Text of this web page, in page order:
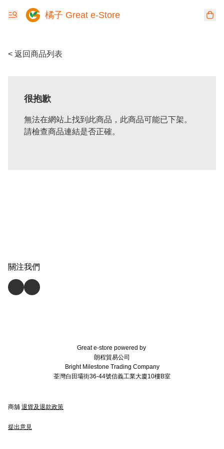
橘子 Great e-Store
< 返回商品列表
很抱歉
無法在網站上找到此商品，此商品可能已下架。
請檢查商品連結是否正確。
關注我們
Great e-store powered by
朗程貿易公司
Bright Milestone Trading Company
荃灣白田壩街36-44號信義工業大廈10樓B室
商舖 退貨及退款政策
提出意見